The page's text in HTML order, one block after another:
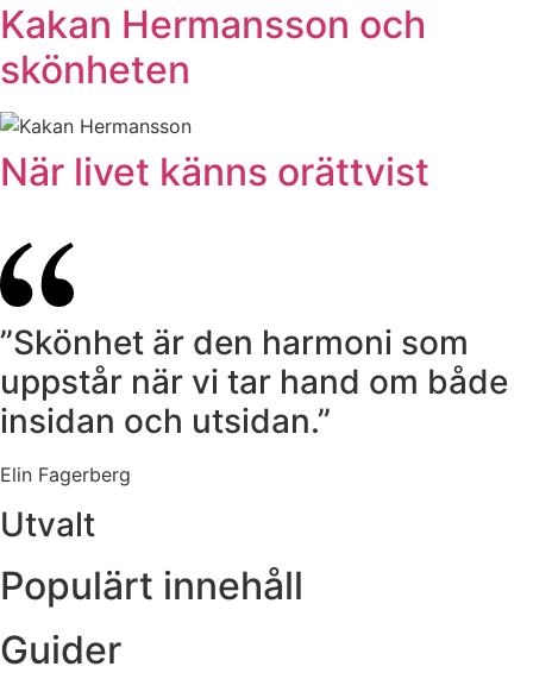
Kakan Hermansson och
skönheten
När livet känns orättvist
”Skönhet är den harmoni som
uppstår när vi tar hand om både
insidan och utsidan.”
Elin Fagerberg
Utvalt
Populärt innehåll
Guider